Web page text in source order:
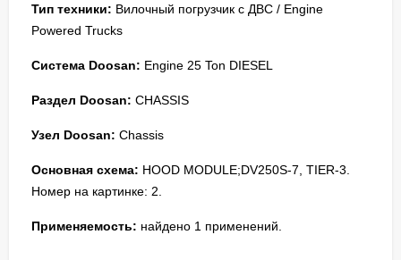
Тип техники: Вилочный погрузчик с ДВС / Engine
Powered Trucks
Система Doosan: Engine 25 Ton DIESEL
Раздел Doosan: CHASSIS
Узел Doosan: Chassis
Основная схема: HOOD MODULE;DV250S-7, TIER-3.
Номер на картинке: 2.
Применяемость: найдено 1 применений.